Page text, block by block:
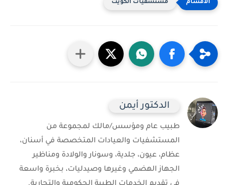
مستشفيات الكويت
الدكتور أيمن
طبيب عام ومؤسس/مالك لمجموعة من
المستشفيات والعيادات المتخصصة في أسنان،
عظام، عيون، جلدية، وسونار والولادة ومناظير
الجهاز الهضمي وغيرها وصيدليات، بخبرة واسعة